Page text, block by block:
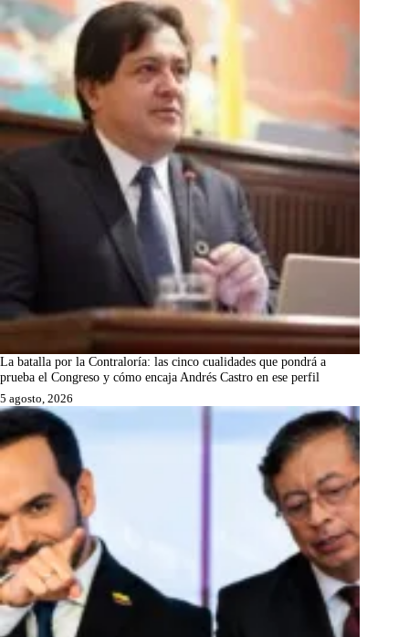
La batalla por la Contraloría: las cinco cualidades que pondrá a
prueba el Congreso y cómo encaja Andrés Castro en ese perfil
5 agosto, 2026